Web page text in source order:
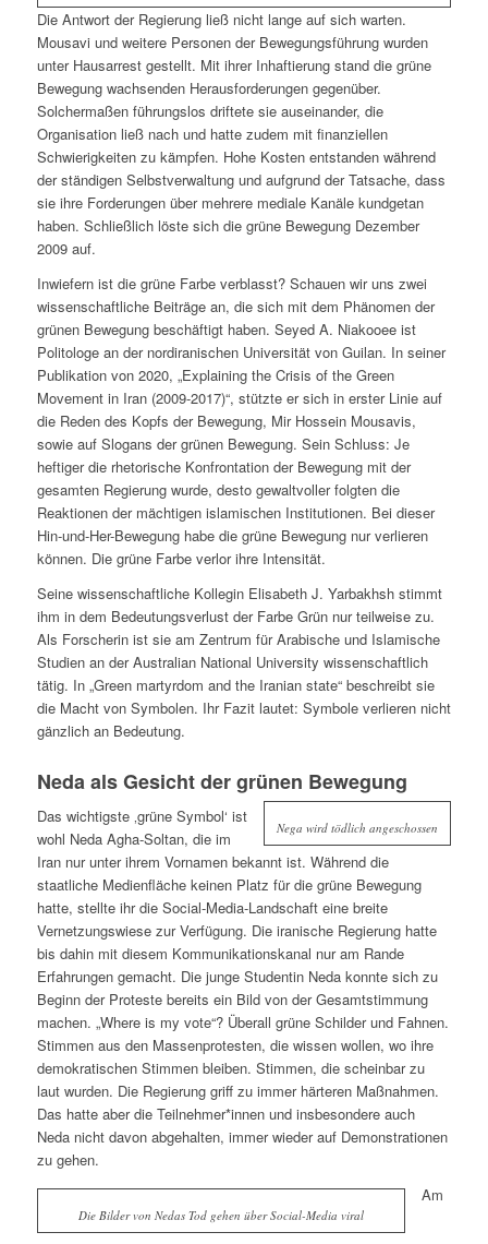
Die Antwort der Regierung ließ nicht lange auf sich warten.
Mousavi und weitere Personen der Bewegungsführung wurden
unter Hausarrest gestellt. Mit ihrer Inhaftierung stand die grüne
Bewegung wachsenden Herausforderungen gegenüber.
Solchermaßen führungslos driftete sie auseinander, die
Organisation ließ nach und hatte zudem mit finanziellen
Schwierigkeiten zu kämpfen. Hohe Kosten entstanden während
der ständigen Selbstverwaltung und aufgrund der Tatsache, dass
sie ihre Forderungen über mehrere mediale Kanäle kundgetan
haben. Schließlich löste sich die grüne Bewegung Dezember
2009 auf.
Inwiefern ist die grüne Farbe verblasst? Schauen wir uns zwei
wissenschaftliche Beiträge an, die sich mit dem Phänomen der
grünenBewegung beschäftigt haben. Seyed A. Niakooee ist
Politologe an der nordiranischen Universität von Guilan. In seiner
Publikation von 2020, „Explaining the Crisis of the Green
Movement in Iran (2009-2017)“, stützte er sich in erster Linie auf
die Reden des Kopfs der Bewegung, Mir Hossein Mousavis,
sowie auf Slogans der grünen Bewegung. Sein Schluss: Je
heftiger die rhetorische Konfrontation der Bewegung mit der
gesamten Regierung wurde, desto gewaltvoller folgten die
Reaktionen der mächtigen islamischen Institutionen. Bei dieser
Hin-und-Her-Bewegung habe die grüne Bewegung nur verlieren
können. Die grüne Farbe verlor ihre Intensität.
Seine wissenschaftliche Kollegin Elisabeth J. Yarbakhsh stimmt
ihm in dem Bedeutungsverlust der Farbe Grünnur teilweise zu.
Als Forscherin ist sie am Zentrum für Arabische und Islamische
Studien an der Australian National University wissenschaftlich
tätig. In „Green martyrdom and the Iranian state“ beschreibt sie
die Macht von Symbolen. Ihr Fazit lautet: Symbole verlieren nicht
gänzlich an Bedeutung.
Neda als Gesicht der grünen Bewegung
Nega wird tödlich angeschossen
Das wichtigste ‚grüne Symbol‘ ist
wohl Neda Agha-Soltan, die im
Iran nur unter ihrem Vornamen bekannt ist. Während die
staatliche Medienfläche keinen Platz für die grüne Bewegung
hatte, stellte ihr die Social-Media-Landschaft eine breite
Vernetzungswiese zur Verfügung. Die iranische Regierung hatte
bis dahin mit diesem Kommunikationskanal nur am Rande
Erfahrungen gemacht. Die junge Studentin Neda konnte sich zu
Beginn der Proteste bereits ein Bild von der Gesamtstimmung
machen. „Where is my vote“? Überall grüneSchilder und Fahnen.
Stimmen aus den Massenprotesten, die wissen wollen, wo ihre
demokratischen Stimmen bleiben. Stimmen, die scheinbar zu
laut wurden. Die Regierung griff zu immer härteren Maßnahmen.
Das hatte aber die Teilnehmer*innen und insbesondere auch
Neda nicht davon abgehalten, immer wieder auf Demonstrationen
zu gehen.
Die Bilder von Nedas Tod gehen über Social-Media viral
Am